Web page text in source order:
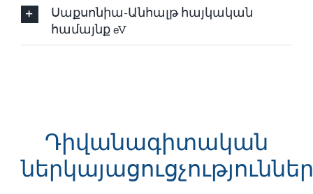
Սաքսոնիա-Անհալթ հայկական
համայնք eV
Դիվանագիտական
ներկայացուցչություններ